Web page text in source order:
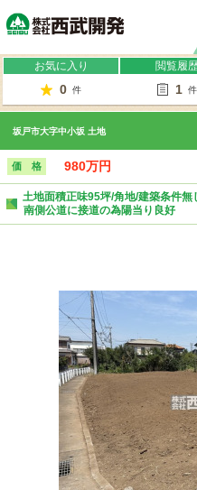
お気に入り
0 件
閲覧履
1 件
坂戸市大字中小坂 土地
価 格 980万円
土地面積正味95坪/角地/建築条件
南側公道に接道の為陽当り良好